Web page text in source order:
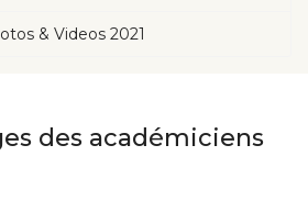
& Videos 2021
des académiciens